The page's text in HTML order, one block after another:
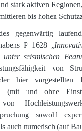
stark aktiven
bis hohen
gegenwärtig
P 1628 „
unter seismischen
von
hier vorgestellten
(mit und ohne
sowohl
auch numerisch (auf